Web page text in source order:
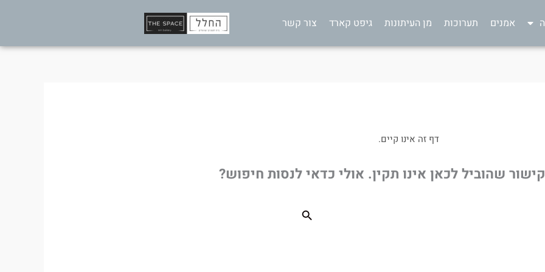
אמנים תערוכות מן העיתונות גיפט קארד צור קשר
דף זה אינו קיים.
שהוביל לכאן אינו תקין. אולי כדאי לנסות חיפוש?